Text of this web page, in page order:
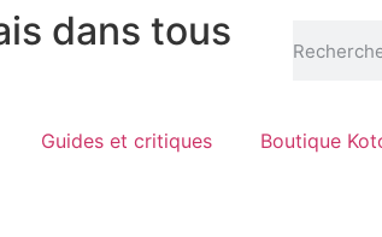
dans tous
Guides et critiques Boutique